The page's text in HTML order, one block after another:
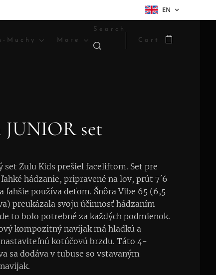
EN
Muchy More
Search
Cart
set
set Zulu Kids prešiel faceliftom. Set pre
hádzanie, pripravené na lov, prút 7´6
ľahšie používa deťom. Šnôra Vibe 65 (6,5
preukázala svoju účinnosť hádzaním
to bolo potrebné za každých podmienok.
kompozitný navijak má hladkú a
kotúčovú brzdu. Táto 4-
sa dodáva v tubuse so vstavaným